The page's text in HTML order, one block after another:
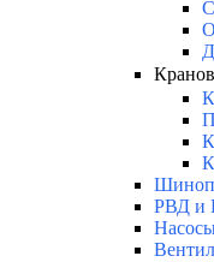
РВД и